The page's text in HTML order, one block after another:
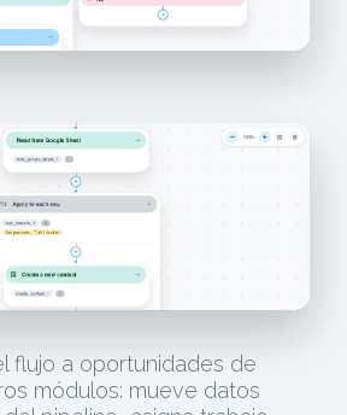
flujo a oportunidades de
módulos: mueve datos